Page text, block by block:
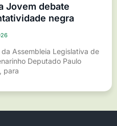
Jovem debate
negra
Assembleia Legislativa de
Deputado Paulo
para